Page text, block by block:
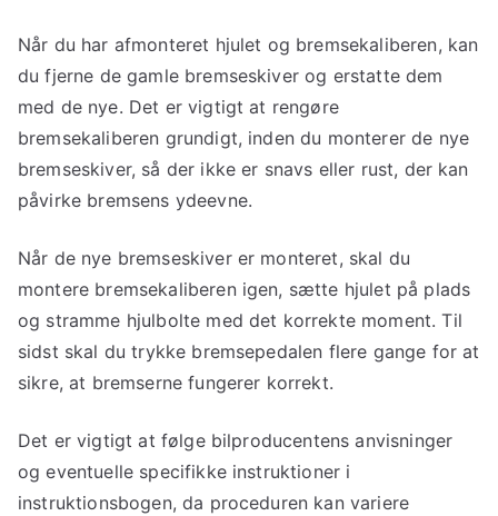
Når du har afmonteret hjulet og bremsekaliberen, kan
du fjerne de gamle bremseskiver og erstatte dem
med de nye. Det er vigtigt at rengøre
bremsekaliberen grundigt, inden du monterer de nye
bremseskiver, så der ikke er snavs eller rust, der kan
påvirke bremsens ydeevne.
Når de nye bremseskiver er monteret, skal du
montere bremsekaliberen igen, sætte hjulet på plads
og stramme hjulbolte med det korrekte moment. Til
sidst skal du trykke bremsepedalen flere gange for at
sikre, at bremserne fungerer korrekt.
Det er vigtigt at følge bilproducentens anvisninger
og eventuelle specifikke instruktioner i
instruktionsbogen, da proceduren kan variere